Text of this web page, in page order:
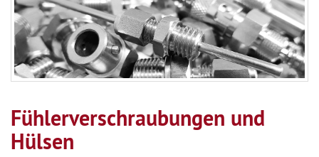
Fühlerverschraubungen und
Hülsen